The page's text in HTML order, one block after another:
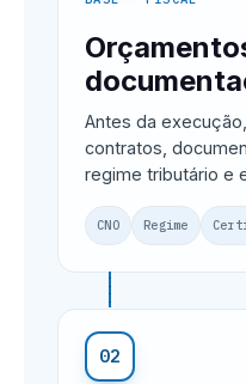
Antes da
contratos,
regime tributário e
CNO Regime
02